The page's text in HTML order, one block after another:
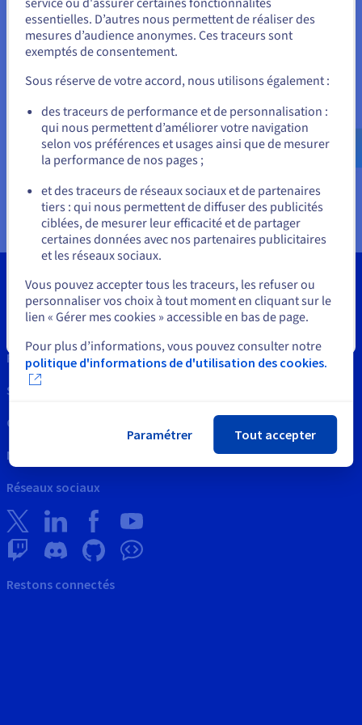
Tarifs
Disponibilités par régions
Documentation
Roadmap & Changelog
Roadmap & Changelog
Roadmap & Changelog
Cloud
Hosting, Telco & Collaboration
Outils
Propriété Intellectuelle
Support
Contactez nous
News
Réseaux sociaux
Restons connectés
Unis.
Pour commander, rendez-vous sur le site de votre pays (États-
Allez sur le site États-Unis
us.ovhcloud.com/
Anglais USD - $
ou
Rester sur le site actuel
Sélectionner un autre site web
essentielles. D’autres nous permettent de réaliser des
mesures d’audience anonymes. Ces traceurs sont
exemptés de consentement.
Sous réserve de votre accord, nous utilisons également :
des traceurs de performance et de personnalisation :
qui nous permettent d’améliorer votre navigation
selon vos préférences et usages ainsi que de mesurer
la performance de nos pages ;
et des traceurs de réseaux sociaux et de partenaires
tiers : qui nous permettent de diffuser des publicités
ciblées, de mesurer leur efficacité et de partager
certaines données avec nos partenaires publicitaires
et les réseaux sociaux.
Vous pouvez accepter tous les traceurs, les refuser ou
personnaliser vos choix à tout moment en cliquant sur le
lien « Gérer mes cookies » accessible en bas de page.
Pour plus d’informations, vous pouvez consulter notre
politique d'informations de d'utilisation des cookies.
Paramétrer Tout accepter